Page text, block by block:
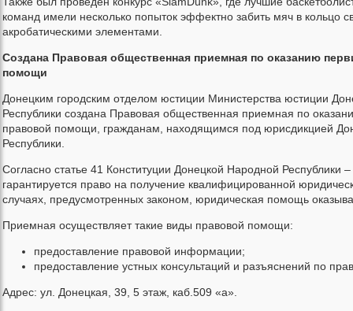
команд имели несколько попыток эффектно забить мяч в кольцо
акробатическими элементами.
Создана Правовая общественная приемная по оказанию
помощи
Донецким городским отделом юстиции Министерства юстиции
Республики создана Правовая общественная приемная по
правовой помощи, гражданам, находящимся под юрисдикцией
Республики.
Согласно статье 41 Конституции Донецкой Народной Республики
гарантируется право на получение квалифицированной
случаях, предусмотренных законом, юридическая помощь
Приемная осуществляет такие виды правовой помощи:
предоставление правовой информации;
предоставление устных консультаций и разъяснений по
Адрес: ул. Донецкая, 39, 5 этаж, каб.509 «а».